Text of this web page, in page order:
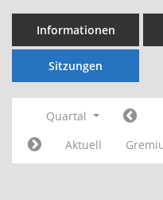
Informationen
Sitzungen
Quartal
Aktuell